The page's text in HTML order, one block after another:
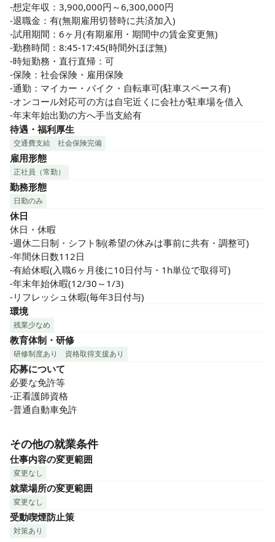
-想定年収：3,900,000円～6,300,000円
-退職金：有(無期雇用切替時に共済加入)
-試用期間：6ヶ月(有期雇用・期間中の賃金変更無)
-勤務時間：8:45-17:45(時間外ほぼ無)
-時短勤務・直行直帰：可
-保険：社会保険・雇用保険
-通勤：マイカー・バイク・自転車可(駐車スペース有)
-オンコール対応可の方は自宅近くに会社が駐車場を借入
-年末年始出勤の方へ手当支給有
待遇・福利厚生
交通費支給 社会保険完備
雇用形態
正社員（常勤）
勤務形態
日勤のみ
休日
休日・休暇
-週休二日制・シフト制(希望の休みは事前に共有・調整可)
-年間休日数112日
-有給休暇(入職6ヶ月後に10日付与・1h単位で取得可)
-年末年始休暇(12/30～1/3)
-リフレッシュ休暇(毎年3日付与)
環境
残業少なめ
教育体制・研修
研修制度あり 資格取得支援あり
応募について
必要な免許等
-正看護師資格
-普通自動車免許
その他の就業条件
仕事内容の変更範囲
変更なし
就業場所の変更範囲
変更なし
受動喫煙防止策
対策あり